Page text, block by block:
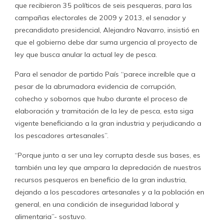
que recibieron 35 políticos de seis pesqueras, para las
campañas electorales de 2009 y 2013, el senador y
precandidato presidencial, Alejandro Navarro, insistió en
que el gobierno debe dar suma urgencia al proyecto de
ley que busca anular la actual ley de pesca.
Para el senador de partido País “parece increíble que a
pesar de la abrumadora evidencia de corrupción,
cohecho y sobornos que hubo durante el proceso de
elaboración y tramitación de la ley de pesca, esta siga
vigente beneficiando a la gran industria y perjudicando a
los pescadores artesanales”.
“Porque junto a ser una ley corrupta desde sus bases, es
también una ley que ampara la depredación de nuestros
recursos pesqueros en beneficio de la gran industria,
dejando a los pescadores artesanales y a la población en
general, en una condición de inseguridad laboral y
alimentaria”- sostuvo.